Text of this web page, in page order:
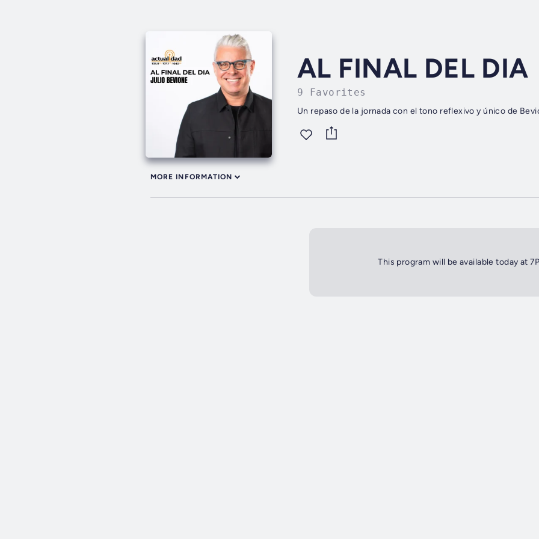
AL FINAL DEL DIA
9 Favorites
Un repaso de la jornada con el tono reflexivo y único de
MORE INFORMATION
This program will be available today at